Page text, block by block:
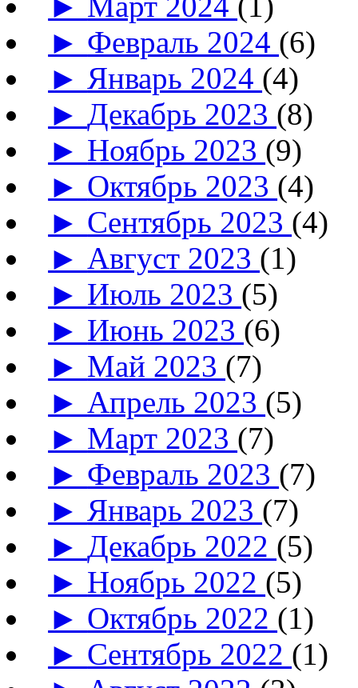
► Февраль 2024 (6)
► Январь 2024 (4)
►Декабрь 2023 (8)
► Ноябрь 2023 (9)
► Октябрь 2023 (4)
► Сентябрь 2023 (4)
► Август 2023 (1)
► Июль 2023 (5)
► Июнь 2023 (6)
► Май 2023 (7)
► Апрель 2023 (5)
► Март 2023 (7)
► Февраль 2023 (7)
► Январь 2023 (7)
►Декабрь 2022 (5)
► Ноябрь 2022 (5)
► Октябрь 2022 (1)
► Сентябрь 2022 (1)